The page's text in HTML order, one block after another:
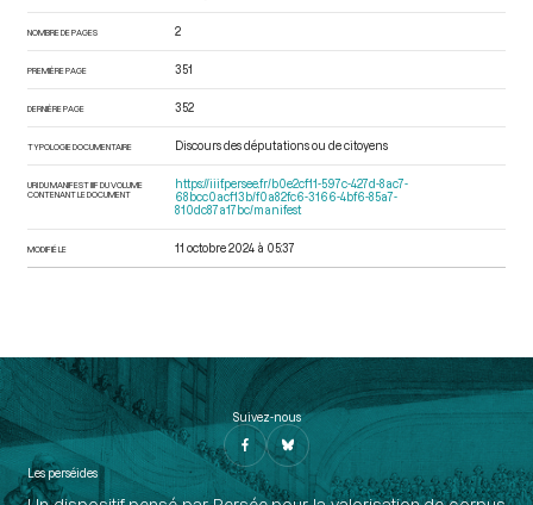
NOMBRE DE PAGES 2
PREMIÈRE PAGE 351
DERNIÈRE PAGE 352
TYPOLOGIE DOCUMENTAIRE Discours des députations ou de citoyens
URI DU MANIFEST IIIF DU VOLUME
CONTENANT LE DOCUMENT
https://iiif.persee.fr/b0e2cf11-597c-427d-8ac7-
68bcc0acf13b/f0a82fc6-3166-4bf6-85a7-
810dc87a17bc/manifest
MODIFIÉ LE 11 octobre 2024 à 05:37
Suivez-nous
Les perséides